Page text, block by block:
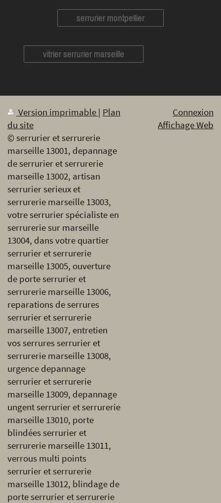
serrurier montpellier
vitrier serrurier marseille
Version imprimable | Plan
du site
© serrurier et serrurerie
marseille 13001, depannage
de serrurier et serrurerie
marseille 13002, artisan
serrurier serieux et
serrurerie marseille 13003,
votre serrurier spécialiste en
serrurerie sur marseille
13004, dans votre quartier
serrurier et serrurerie
marseille 13005, ouverture
de porte serrurier et
serrurerie marseille 13006,
reparations de serrures
serrurier et serrurerie
marseille 13007, entretien
vos serrures serrurier et
serrurerie marseille 13008,
urgence depannage
serrurier et serrurerie
marseille 13009, depannage
ungent serrurier et serrurerie
marseille 13010, porte
blindées serrurier et
serrurerie marseille 13011,
verrous multi points
serrurier et serrurerie
marseille 13012, blindage de
porte serrurier et serrurerie
Connexion
Affichage Web